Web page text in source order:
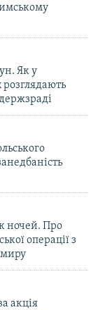
Як у
ночей. Про
операції з
миру
акція